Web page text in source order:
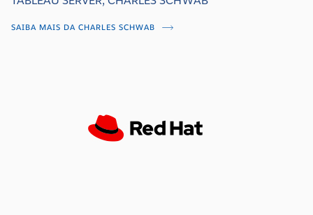
SAIBA MAIS DA CHARLES SCHWAB